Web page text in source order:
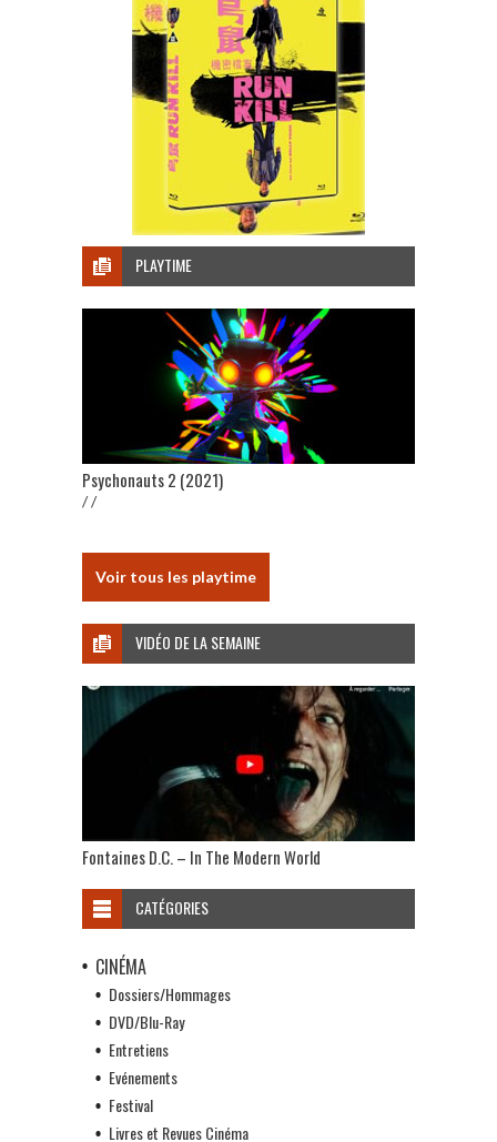
PLAYTIME
Psychonauts 2 (2021)
/ /
Voir tous les playtime
VIDÉO DE LA SEMAINE
Fontaines D.C. – In The Modern World
CATÉGORIES
CINÉMA
Dossiers/Hommages
DVD/Blu-Ray
Entretiens
Evénements
Festival
Livres et Revues Cinéma